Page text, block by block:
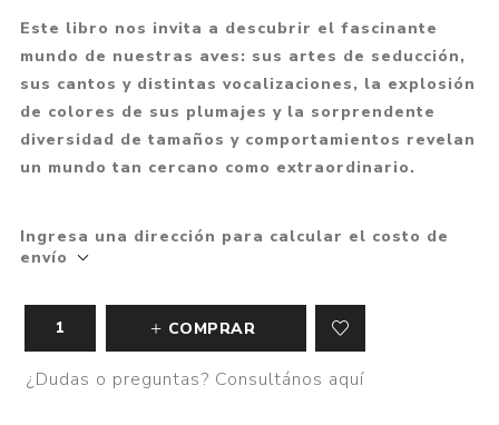
Este libro nos invita a descubrir el fascinante
mundo de nuestras aves: sus artes de seducción,
sus cantos y distintas vocalizaciones, la explosión
de colores de sus plumajes y la sorprendente
diversidad de tamaños y comportamientos revelan
un mundo tan cercano como extraordinario.
Ingresa una dirección para calcular el costo de
envío
COMPRAR
¿Dudas o preguntas? Consultános aquí